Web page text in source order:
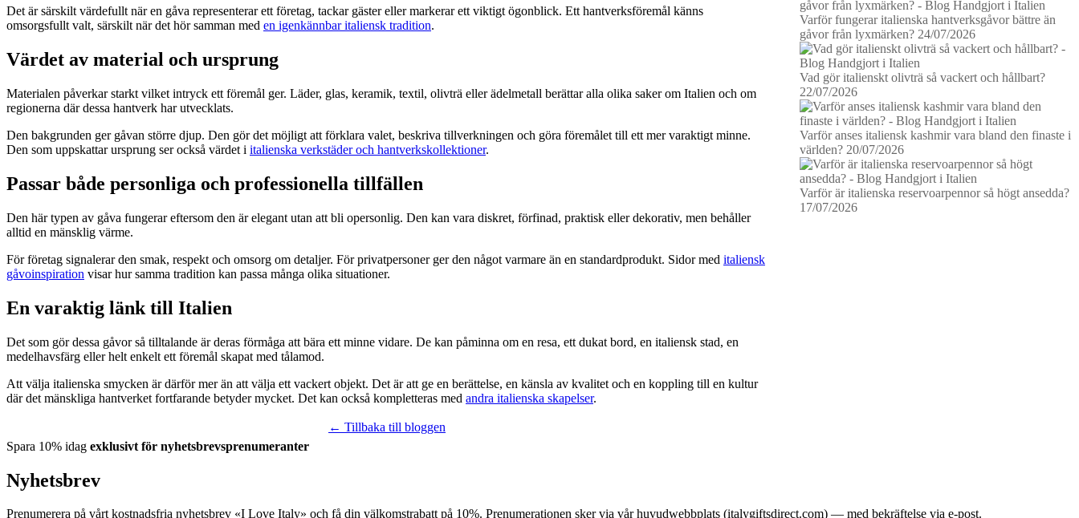
Det är särskilt värdefullt när en gåva representerar ett företag, tackar gäster eller markerar ett viktigt ögonblick. Ett hantverksföremål känns
omsorgsfullt valt, särskilt när det hör samman med en igenkännbar italiensk tradition.
Värdet av material och ursprung
Materialen påverkar starkt vilket intryck ett föremål ger. Läder, glas, keramik, textil, olivträ eller ädelmetall berättar alla olika saker om Italien och om
regionerna där dessa hantverk har utvecklats.
Den bakgrunden ger gåvan större djup. Den gör det möjligt att förklara valet, beskriva tillverkningen och göra föremålet till ett mer varaktigt minne.
Den som uppskattar ursprung ser också värdet i italienska verkstäder och hantverkskollektioner.
Passar både personliga och professionella tillfällen
Den här typen av gåva fungerar eftersom den är elegant utan att bli opersonlig. Den kan vara diskret, förfinad, praktisk eller dekorativ, men behåller
alltid en mänsklig värme.
För företag signalerar den smak, respekt och omsorg om detaljer. För privatpersoner ger den något varmare än en standardprodukt. Sidor med italiensk
gåvoinspiration visar hur samma tradition kan passa många olika situationer.
En varaktig länk till Italien
Det som gör dessa gåvor så tilltalande är deras förmåga att bära ett minne vidare. De kan påminna om en resa, ett dukat bord, en italiensk stad, en
medelhavsfärg eller helt enkelt ett föremål skapat med tålamod.
Att välja italienska smycken är därför mer än att välja ett vackert objekt. Det är att ge en berättelse, en känsla av kvalitet och en koppling till en kultur
där det mänskliga hantverket fortfarande betyder mycket. Det kan också kompletteras med andra italienska skapelser.
← Tillbaka till bloggen
Varför fungerar italienska hantverksgåvor bättre än
gåvor från lyxmärken? 24/07/2026
Vad gör italienskt olivträ så vackert och hållbart?
22/07/2026
Varför anses italiensk kashmir vara bland den finaste i
världen? 20/07/2026
Varför är italienska reservoarpennor så högt ansedda?
17/07/2026
Spara 10% idag exklusivt för nyhetsbrevsprenumeranter
Nyhetsbrev
Prenumerera på vårt kostnadsfria nyhetsbrev «I Love Italy» och få din välkomstrabatt på 10%. Prenumerationen sker via vår huvudwebbplats (italygiftsdirect.com) — med bekräftelse via e-post.